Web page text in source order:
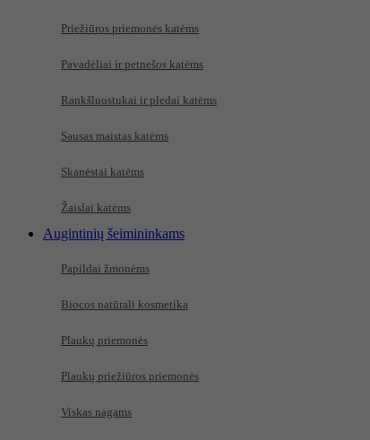
Priežiūros priemonės katėms
Pavadėliai ir petnešos katėms
Rankšluostukai ir pledai katėms
Sausas maistas katėms
Skanėstai katėms
Žaislai katėms
Augintinių šeimininkams
Papildai žmonėms
Biocos natūrali kosmetika
Plaukų priemonės
Plaukų priežiūros priemonės
Viskas nagams